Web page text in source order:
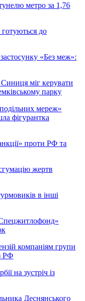
метро за 1,76
до
«Без меж»:
міг керувати
парку
мереж»
фігурантка
проти РФ та
жертв
в інші
компаніям групи
РФ
на зустріч із
Деснянського